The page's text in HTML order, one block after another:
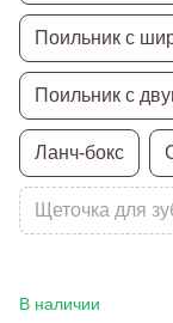
Поильник с
Поильник с
Ланч-бокс
Щеточка для
В наличии